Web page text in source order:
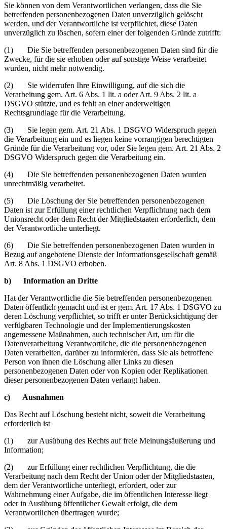
Sie können von dem Verantwortlichen verlangen, dass die Sie
betreffenden personenbezogenen Daten unverzüglich gelöscht
werden, und der Verantwortliche ist verpflichtet, diese Daten
unverzüglich zu löschen, sofern einer der folgenden Gründe zutrifft:
(1) Die Sie betreffenden personenbezogenen Daten sind für die
Zwecke, für die sie erhoben oder auf sonstige Weise verarbeitet
wurden, nicht mehr notwendig.
(2) Sie widerrufen Ihre Einwilligung, auf die sich die
Verarbeitung gem. Art. 6 Abs. 1 lit. a oder Art. 9 Abs. 2 lit. a
DSGVO stützte, und es fehlt an einer anderweitigen
Rechtsgrundlage für die Verarbeitung.
(3) Sie legen gem. Art. 21 Abs. 1 DSGVO Widerspruch gegen
die Verarbeitung ein und es liegen keine vorrangigen berechtigten
Gründe für die Verarbeitung vor, oder Sie legen gem. Art. 21 Abs. 2
DSGVO Widerspruch gegen die Verarbeitung ein.
(4) Die Sie betreffenden personenbezogenen Daten wurden
unrechtmäßig verarbeitet.
(5) Die Löschung der Sie betreffenden personenbezogenen
Daten ist zur Erfüllung einer rechtlichen Verpflichtung nach dem
Unionsrecht oder dem Recht der Mitgliedstaaten erforderlich, dem
der Verantwortliche unterliegt.
(6) Die Sie betreffenden personenbezogenen Daten wurden in
Bezug auf angebotene Dienste der Informationsgesellschaft gemäß
Art. 8 Abs. 1 DSGVO erhoben.
b) Information an Dritte
Hat der Verantwortliche die Sie betreffenden personenbezogenen
Daten öffentlich gemacht und ist er gem. Art. 17 Abs. 1 DSGVO zu
deren Löschung verpflichtet, so trifft er unter Berücksichtigung der
verfügbaren Technologie und der Implementierungskosten
angemessene Maßnahmen, auch technischer Art, um für die
Datenverarbeitung Verantwortliche, die die personenbezogenen
Daten verarbeiten, darüber zu informieren, dass Sie als betroffene
Person von ihnen die Löschung aller Links zu diesen
personenbezogenen Daten oder von Kopien oder Replikationen
dieser personenbezogenen Daten verlangt haben.
c) Ausnahmen
Das Recht auf Löschung besteht nicht, soweit die Verarbeitung
erforderlich ist
(1) zur Ausübung des Rechts auf freie Meinungsäußerung und
Information;
(2) zur Erfüllung einer rechtlichen Verpflichtung, die die
Verarbeitung nach dem Recht der Union oder der Mitgliedstaaten,
dem der Verantwortliche unterliegt, erfordert, oder zur
Wahrnehmung einer Aufgabe, die im öffentlichen Interesse liegt
oder in Ausübung öffentlicher Gewalt erfolgt, die dem
Verantwortlichen übertragen wurde;